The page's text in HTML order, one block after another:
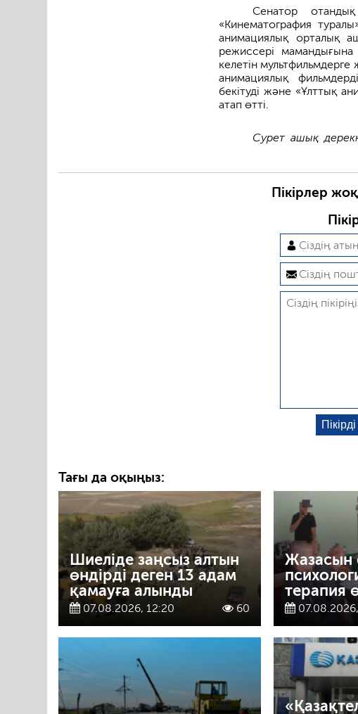
Сенатор
«Кинематография
анимациялық орталық
режиссері мамандығына
келетін
анимациялық
бекітуді және «Ұлттық
атап өтті.
Сурет ашық
Пікірлер
Тағы да оқыңыз:
Шиеліде заңсыз алтын
өндірді деген 13 адам
қамауға алынды
07.08.2026, 12:20 60
Жазасын
терапия